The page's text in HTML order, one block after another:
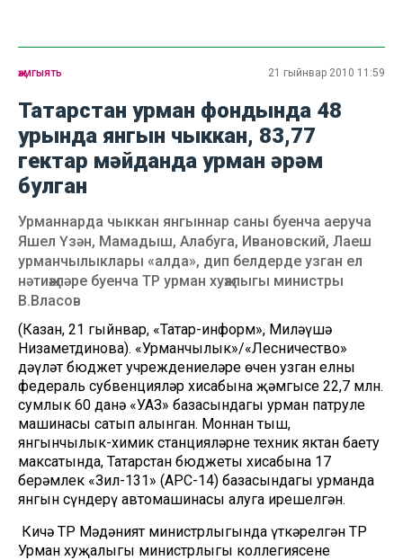
җәмгыять 21 гыйнвар 2010 11:59
Татарстан урман фондында 48
урында янгын чыккан, 83,77
гектар мәйданда урман әрәм
булган
Урманнарда чыккан янгыннар саны буенча аеруча
Яшел Үзән, Мамадыш, Алабуга, Ивановский, Лаеш
урманчылыклары «алда», дип белдерде узган ел
нәтиҗәләре буенча ТР урман хуҗалыгы министры
В.Власов
(Казан, 21 гыйнвар, «Татар-информ», Миләүшә
Низаметдинова). «Урманчылык»/«Лесничество»
дәүләт бюджет учреждениеләре өчен узган елны
федераль субвенцияләр хисабына җәмгысе 22,7 млн.
сумлык 60 данә «УАЗ» базасындагы урман патруле
машинасы сатып алынган. Моннан тыш,
янгынчылык-химик станцияләрне техник яктан баету
максатында, Татарстан бюджеты хисабына 17
берәмлек «Зил-131» (АРС-14) базасындагы урманда
янгын сүндерү автомашинасы алуга ирешелгән.
Кичә ТР Мәдәният министрлыгында үткәрелгән ТР
Урман хуҗалыгы министрлыгы коллегиясенең